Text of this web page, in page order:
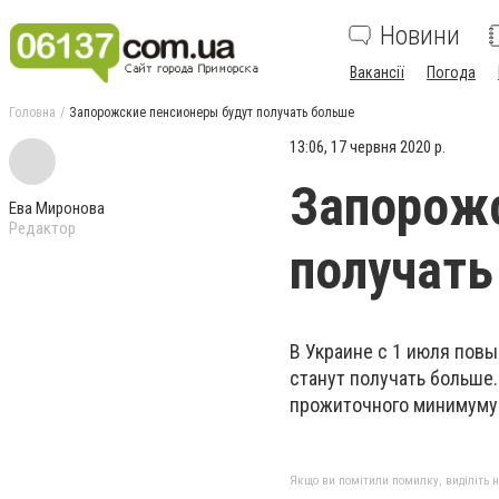
Новини
Вакансії Погода
Головна Запорожские пенсионеры будут получать больше
Ева Миронова
Редактор
13:06, 17 червня 2020 р.
В Украине с 1 июля
станут получать
прожиточного
Якщо ви помітили помилку, виділіть